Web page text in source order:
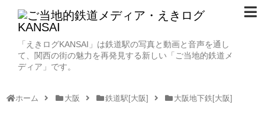
「えきログKANSAI」は鉄道駅の写真と動画と音声を通し
て、関西の街の魅力を再発見する新しい「ご当地的鉄道メ
ディア」です。
ホーム 大阪 鉄道駅[大阪] 大阪地下鉄[大阪]